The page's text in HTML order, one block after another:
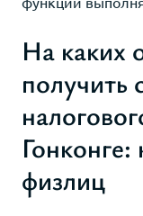
На каких
получить
физлиц